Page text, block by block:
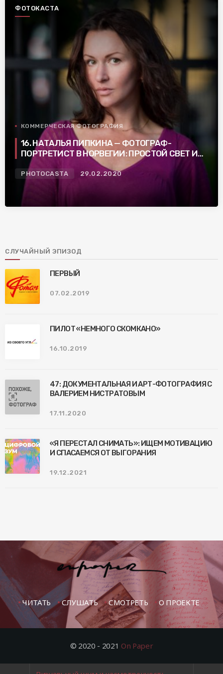
ФОТОКАСТА
КОММЕРЧЕСКАЯ ФОТОГРАФИЯ
16. НАТАЛЬЯ ПИПКИНА — ФОТОГРАФ-
ПОРТРЕТИСТ В НОРВЕГИИ: ПРОСТОЙ СВЕТ И
НЕ ПУСТЫЕ ФОТОГРАФИИ
PHOTOCASTA 29.02.2020
СЛУЧАЙНЫЙ ЭПИЗОД
ПЕРВЫЙ
07.02.2019
ПИЛОТ «НЕМНОГО СКОМКАНО»
16.10.2019
47: ДОКУМЕНТАЛЬНАЯ И АРТ-ФОТОГРАФИЯ С
ВАЛЕРИЕМ НИСТРАТОВЫМ
17.11.2020
«Я ПЕРЕСТАЛ СНИМАТЬ»: ИЩЕМ МОТИВАЦИЮ
И СПАСАЕМСЯ ОТ ВЫГОРАНИЯ
19.12.2021
ЧИТАТЬ СЛУШАТЬ СМОТРЕТЬ О ПРОЕКТЕ
© 2020 - 2021 On Paper